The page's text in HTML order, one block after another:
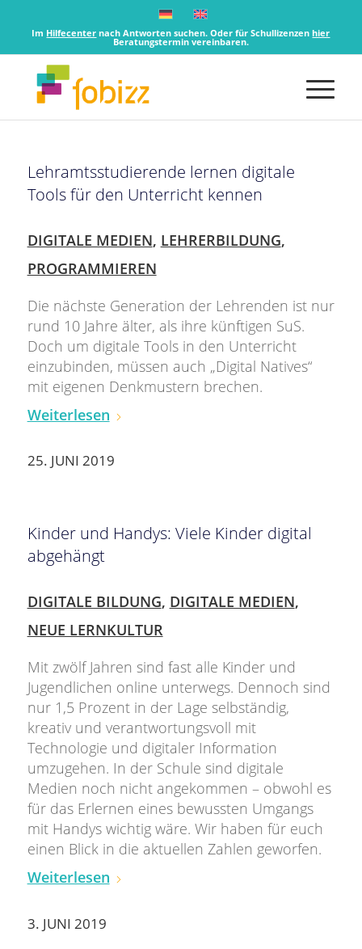
Im Hilfecenter nach Antworten suchen. Oder für Schullizenzenhier
Beratungstermin vereinbaren.
Lehramtsstudierende lernen digitale
Tools für den Unterricht kennen
DIGITALE MEDIEN, LEHRERBILDUNG,
PROGRAMMIEREN
Die nächste Generation der Lehrenden ist nur
rund 10 Jahre älter, als ihre künftigen SuS.
Doch um digitale Tools in den Unterricht
einzubinden, müssen auch „Digital Natives“
mit eigenen Denkmustern brechen.
Weiterlesen
25. JUNI 2019
Kinder und Handys: Viele Kinder digital
abgehängt
DIGITALE BILDUNG, DIGITALE MEDIEN,
NEUE LERNKULTUR
Mit zwölf Jahren sind fast alle Kinder und
Jugendlichen online unterwegs. Dennoch sind
nur 1,5 Prozent in der Lage selbständig,
kreativ und verantwortungsvoll mit
Technologie und digitaler Information
umzugehen. In der Schule sind digitale
Medien noch nicht angekommen – obwohl es
für das Erlernen eines bewussten Umgangs
mit Handys wichtig wäre. Wir haben für euch
einen Blick in die aktuellen Zahlen geworfen.
Weiterlesen
3. JUNI 2019